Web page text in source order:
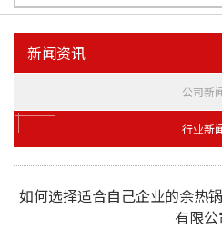
新闻资讯
公司新
行业新
如何选择适合自己企业的余热
有限公